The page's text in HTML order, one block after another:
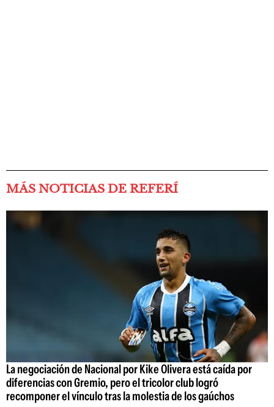
MÁS NOTICIAS DE REFERÍ
La negociación de Nacional por Kike Olivera está caída por
diferencias con Gremio, pero el tricolor club logró
recomponer el vínculo tras la molestia de los gaúchos